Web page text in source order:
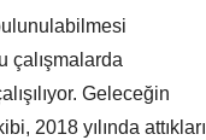
çalışmalarda
Geleceğin
2018 yılında attıkları